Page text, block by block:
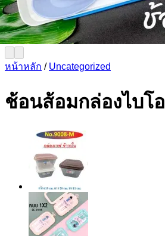
หน้าหลัก / Uncategorized
ช้อนส้อมกล่องไบโอ